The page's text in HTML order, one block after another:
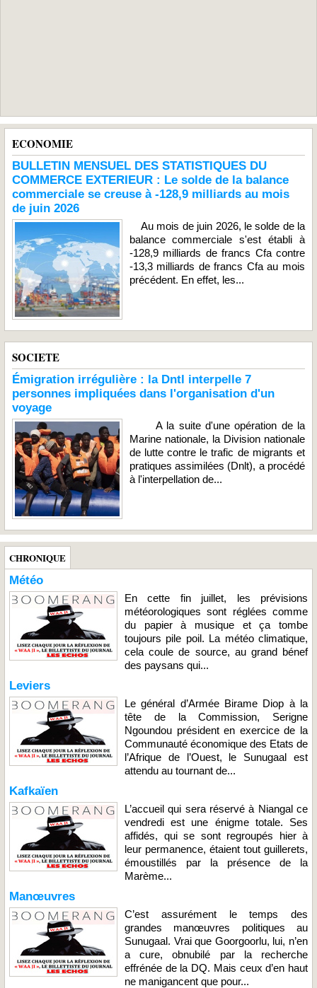
ECONOMIE
BULLETIN MENSUEL DES STATISTIQUES DU
COMMERCE EXTERIEUR : Le solde de la balance
commerciale se creuse à -128,9 milliards au mois
de juin 2026
Au mois de juin 2026, le solde de la
balance commerciale s'est établi à
-128,9 milliards de francs Cfa contre
-13,3 milliards de francs Cfa au mois
précédent. En effet, les...
SOCIETE
Émigration irrégulière : la Dntl interpelle 7
personnes impliquées dans l'organisation d'un
voyage
A la suite d'une opération de la
Marine nationale, la Division nationale
de lutte contre le trafic de migrants et
pratiques assimilées (Dnlt), a procédé
à l'interpellation de...
CHRONIQUE
Météo
En cette fin juillet, les prévisions
météorologiques sont réglées comme
du papier à musique et ça tombe
toujours pile poil. La météo climatique,
cela coule de source, au grand bénef
des paysans qui...
Leviers
Le général d’Armée Birame Diop à la
tête de la Commission, Serigne
Ngoundou président en exercice de la
Communauté économique des Etats de
l’Afrique de l’Ouest, le Sunugaal est
attendu au tournant de...
Kafkaïen
L’accueil qui sera réservé à Niangal ce
vendredi est une énigme totale. Ses
affidés, qui se sont regroupés hier à
leur permanence, étaient tout guillerets,
émoustillés par la présence de la
Marème...
Manœuvres
C’est assurément le temps des
grandes manœuvres politiques au
Sunugaal. Vrai que Goorgoorlu, lui, n’en
a cure, obnubilé par la recherche
effrénée de la DQ. Mais ceux d’en haut
ne manigancent que pour...